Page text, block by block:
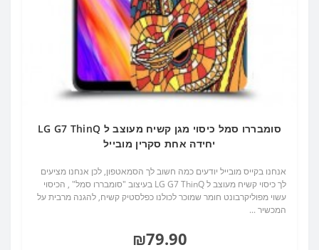
סומבררו סמל כיסוי מגן קשיח מעוצב ל LG G7 ThinQ
יחידה אחת סקרין מובייל
אנחנו בקייס מובייל יודעים כמה חשוב לך הסמאטפון, לכן אנחנו מציעים
לך כיסוי קשיח מעוצב ל LG G7 ThinQ בעיצוב "סומבררו סמל" , הכיסוי
עשוי מפוליקרבונט חומר שמוכר לכולנו כפלסטיק קשיח, להגנה מרבית על
המכשיר ...
₪79.90